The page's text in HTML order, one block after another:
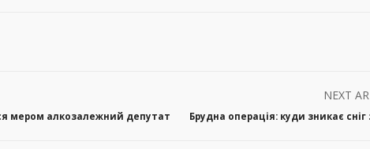
мером алкозалежний депутат
NEXT
Брудна операція: куди зникає сніг